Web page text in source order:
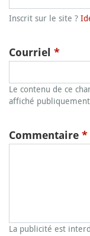
Inscrit sur le site ?
Courriel *
Le contenu de ce
affiché
Commentaire *
La publicité est